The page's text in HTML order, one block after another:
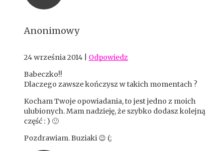
Anonimowy
24 września 2014
Odpowiedz
Babeczko!!
Dlaczego zawsze kończysz w takich momentach ?
Kocham Twoje opowiadania, to jest jedno z moich
ulubionych. Mam nadzieję, że szybko dodasz kolejną
część : ) 🙂
Pozdrawiam. Buziaki 😉 (;